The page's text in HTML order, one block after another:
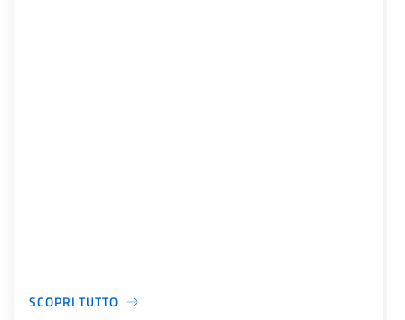
SCOPRI TUTTO